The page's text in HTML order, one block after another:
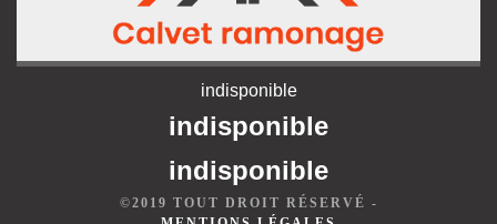
indisponible
indisponible
indisponible
©2019 TOUT DROIT RÉSERVÉ -